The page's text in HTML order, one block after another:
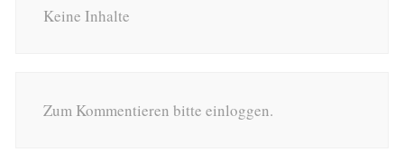
Keine Inhalte
Zum Kommentieren bitte einloggen.